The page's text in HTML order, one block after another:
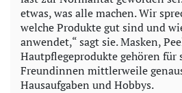
V
i
d
etwas, was alle machen. Wir
welche Produkte gut sind und
anwendet,“ sagt sie. Masken,
Hautpflegeprodukte gehören für
Freundinnen mittlerweile
Hausaufgaben und Hobbys.